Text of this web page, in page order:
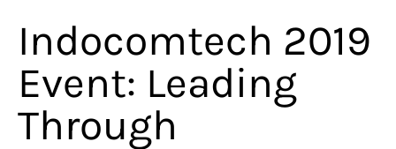
Indocomtech 2019
Event: Leading
Through